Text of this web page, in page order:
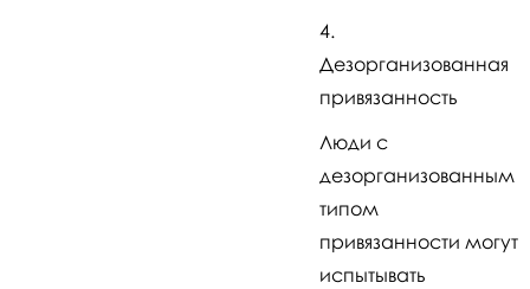
Дезорганизованная
привязанность
Люди с
дезорганизованным
типом
привязанности могут
испытывать